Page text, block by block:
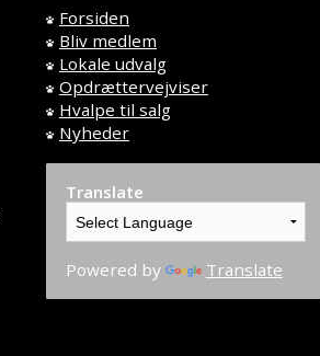
Forsiden
Bliv medlem
Lokale udvalg
Opdrættervejviser
Hvalpe til salg
Nyheder
Translate
Powered by Translate